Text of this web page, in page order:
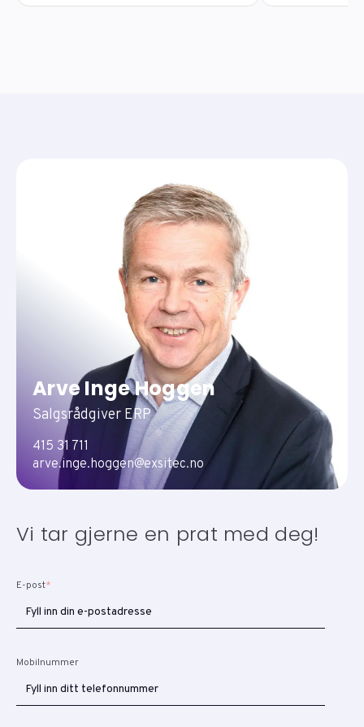
Arve Inge Hoggen
Salgsrådgiver ERP
415 31 711
arve.inge.hoggen@exsitec.no
Vi tar gjerne en prat med deg!
E-post*
Mobilnummer